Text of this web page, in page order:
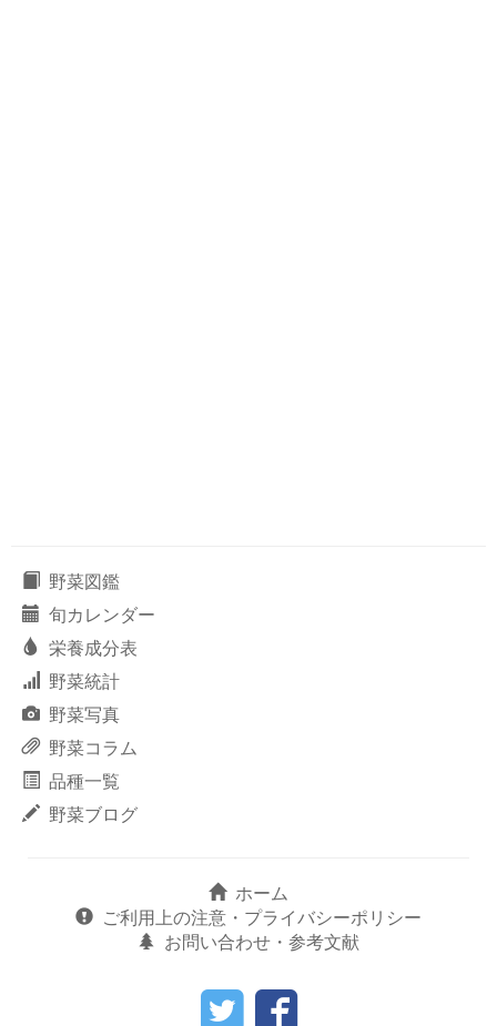
野菜図鑑
旬カレンダー
栄養成分表
野菜統計
野菜写真
野菜コラム
品種一覧
野菜ブログ
ホーム
ご利用上の注意・プライバシーポリシー
お問い合わせ・参考文献